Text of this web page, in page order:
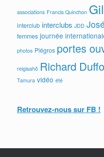
associations Francis Quinchon
interclub interclubs JDD
femmes journée
photos Piégros portes
reigisahô Richard
Tamura vidéo été
Retrouvez-nous sur FB !